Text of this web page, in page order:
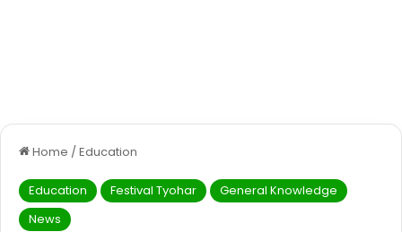
Home / Education
Education Festival Tyohar
General Knowledge
News